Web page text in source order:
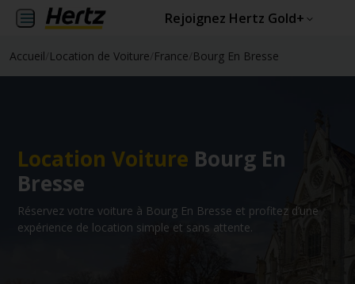
Rejoignez Hertz Gold+
Accueil Location de Voiture France Bourg En Bresse
Location Voiture Bourg En
Bresse
Réservez votre voiture à Bourg En Bresse et profitez d’une
expérience de location simple et sans attente.